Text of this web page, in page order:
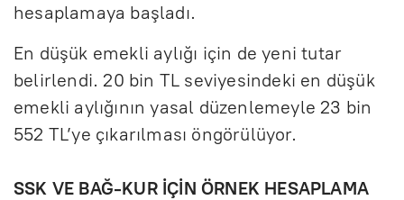
hesaplamaya başladı.
En düşük emekli aylığı için de yeni tutar
belirlendi. 20 bin TL seviyesindeki en düşük
emekli aylığının yasal düzenlemeyle 23 bin
552 TL’ye çıkarılması öngörülüyor.
SSK VE BAĞ-KUR İÇİN ÖRNEK HESAPLAMA